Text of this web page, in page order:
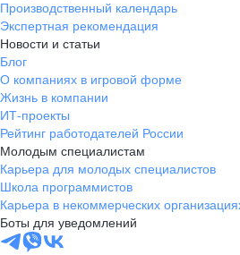
Производственный календарь
Экспертная рекомендация
Новости и статьи
Блог
О компаниях в игровой форме
Жизнь в компании
ИТ-проекты
Рейтинг работодателей России
Молодым специалистам
Карьера для молодых специалистов
Школа программистов
Карьера в некоммерческих
Боты для уведомлений